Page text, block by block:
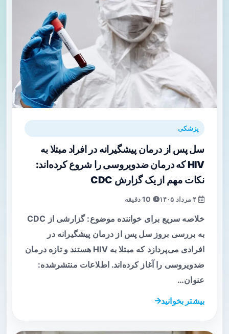
پزشکی
سل پس از درمان پیشگیرانه در افراد مبتلا به
HIV که درمان ضدویروسی را شروع کرده‌اند:
نکات مهم از یک گزارش CDC
خلاصه سریع برای خواننده موضوع: گزارشی از CDC
به بررسی بروز سل پس از درمان پیشگیرانه در
افرادی می‌پردازد که مبتلا به HIV هستند و تازه درمان
ضدویروسی را آغاز کرده‌اند. اطلاعات منتشرشده:
عنوان…
بیشتر بخوانید